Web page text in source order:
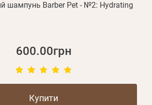
шампунь Barber Pet - №2: Hydrating
600.00грн
Купити